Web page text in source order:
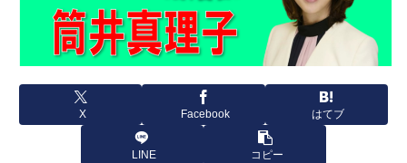
X Facebook はてブ
LINE コピー